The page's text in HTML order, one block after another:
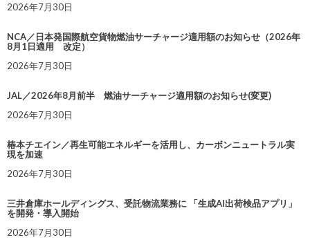
2026年7月30日
NCA／日本発国際航空貨物燃油サーチャージ適用額のお知らせ（2026年
8月1日適用 改定）
2026年7月30日
JAL／2026年8月前半 燃油サーチャージ適用額のお知らせ(変更)
2026年7月30日
椿本チエイン／再生可能エネルギーを活用し、カーボンニュートラル実
現を加速
2026年7月30日
三井倉庫ホールディングス、受託物流業務に 「生成AI出荷検品アプリ」
を開発・導入開始
2026年7月30日